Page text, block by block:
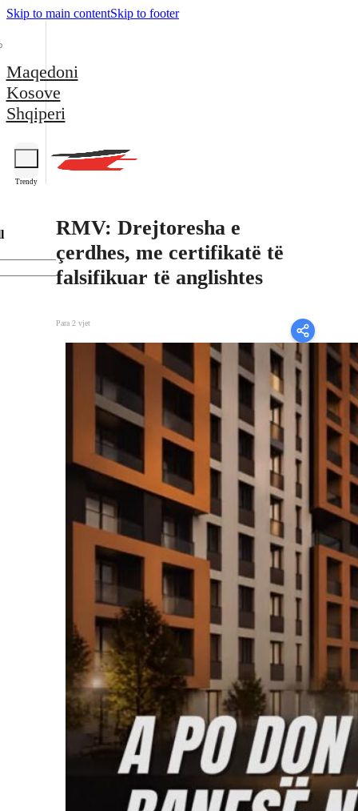
Skip to main contentSkip to footer
Maqedoni
Kosove
Shqiperi
Trendy
RMV: Drejtoresha e
çerdhes, me certifikatë të
falsifikuar të anglishtes
Para 2 vjet